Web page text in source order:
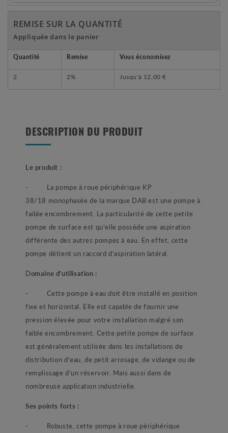
REMISE SUR LA QUANTITÉ
Appliquée dans le panier
Quantité Remise Vous économisez
2 2% Jusqu'à 12,00 €
DESCRIPTION DU PRODUIT
Le produit :
- La pompe à roue périphérique KP
38/18 monophasée de la marque DAB est une pompe à
faible encombrement. La particularité de cette petite
pompe de surface est qu’elle possède une aspiration
différente des autres pompes à eau. En effet, cette
pompe détient un raccord d’aspiration latéral.
Domaine d’utilisation :
- Cette pompe à eau doit être installé en position
fixe et horizontal. Elle est capable de fournir une
pression élevée pour votre installation malgré son
faible encombrement. Cette petite pompe de surface
est généralement utilisée dans les installations de
distribution d’eau, de petit arrosage, de vidange ou de
remplissage d’un réservoir. Mais aussi dans de
nombreuse application industrielle.
Ses points forts :
- Robuste, cette pompe à roue périphérique